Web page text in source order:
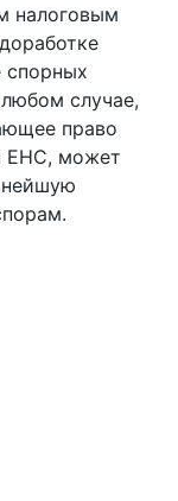
налоговым
спорных
случае,
право
ЕНС, может